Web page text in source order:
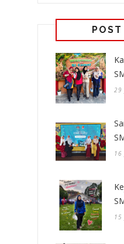
29
16
15